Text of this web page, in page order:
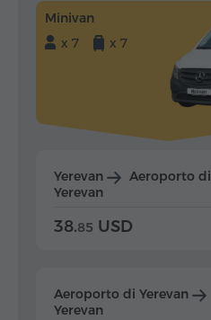
Minivan
x 7
x 7
Yerevan
Aeroporto di
Yerevan
38.85 USD
Aeroporto di Yerevan
Yerevan